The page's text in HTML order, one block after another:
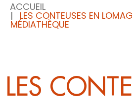
ACCUEIL
LES CONTEUSES EN
MÉDIATHÈQUE
LES